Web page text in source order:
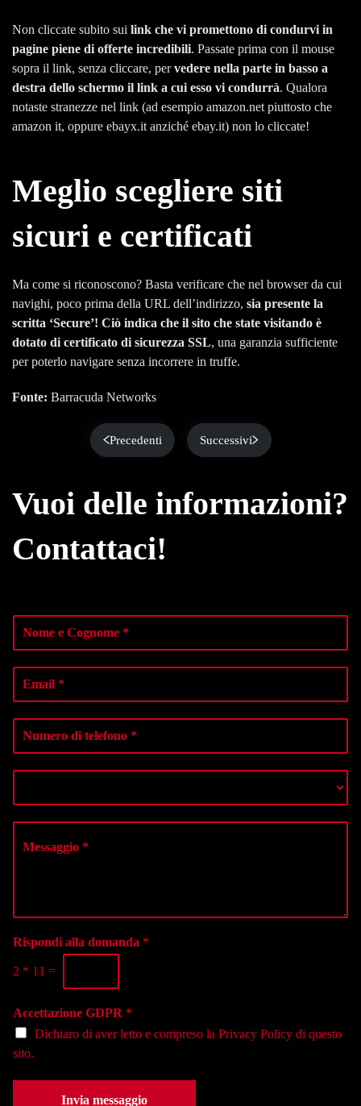
Non cliccate subito sui link che vi promettono di condurvi in
pagine piene di offerte incredibili. Passate prima con il mouse
sopra il link, senza cliccare, pervedere nella parte in basso a
destra dello schermo il link a cui esso vi condurrà. Qualora
notaste stranezze nel link (ad esempio amazon.net piuttosto che
amazon it, oppure ebayx.it anziché ebay.it) non lo cliccate!
Meglio scegliere siti
sicuri e certificati
Ma come si riconoscono? Basta verificare che nel browser da cui
navighi, poco prima della URL dell’indirizzo, sia presente la
scritta ‘Secure’! Ciò indica che il sito che state visitando è
dotato di certificato di sicurezza SSL, una garanzia sufficiente
per poterlo navigare senza incorrere in truffe.
Fonte: Barracuda Networks
Precedenti Successivi
Vuoi delle informazioni?
Contattaci!
m
e
C
o
n
o
a
i
*
m
e
o
d
f
o
n
o
l
e
l
a
e
*
i
*
Rispondi alla domanda *
2 * 11 =
Accettazione GDPR *
Dichiaro di aver letto e compreso la Privacy Policy di questo
sito.
Invia messaggio